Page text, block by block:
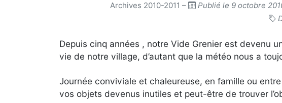
Archives 2010-2011 – Publié le 9 octobre
Depuis cinq années , notre Vide Grenier est devenu
vie de notre village, d’autant que la météo nous a
Journée conviviale et chaleureuse, en famille ou
vos objets devenus inutiles et peut-être de trouver